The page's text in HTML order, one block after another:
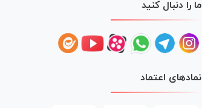
ما را دنبال کنید
نمادهای اعتماد